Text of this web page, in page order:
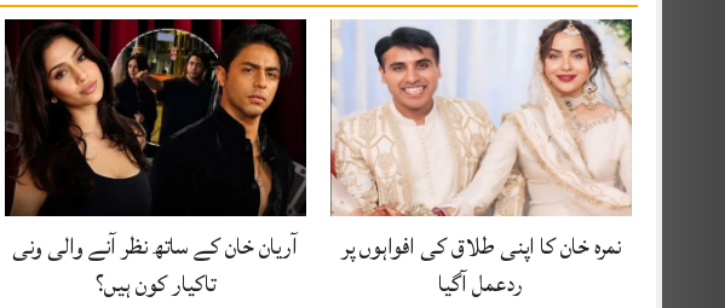
نمرہ خان کا اپنی طلاق کی افواہوں پر
ردعمل آگیا
آریان خان کے ساتھ نظر آنے والی ونی
تاکیار کون ہیں؟